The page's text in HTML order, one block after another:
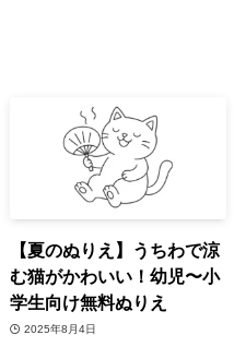
【夏のぬりえ】うちわで涼
む猫がかわいい！幼児〜小
学生向け無料ぬりえ
2025年8月4日